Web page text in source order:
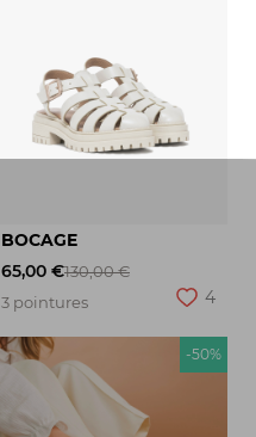
BOCAGE
65,00 €130,00 €
3 pointures
4
-50%